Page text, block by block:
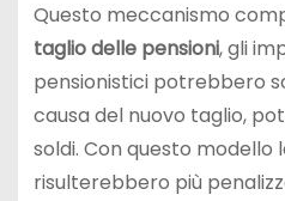
Questo meccanismo
taglio delle pensioni, gli
pensionistici potrebbero
causa del nuovo taglio,
soldi. Con questo modello
risulterebbero più